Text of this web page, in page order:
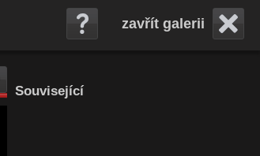
zavřít galerii
Související